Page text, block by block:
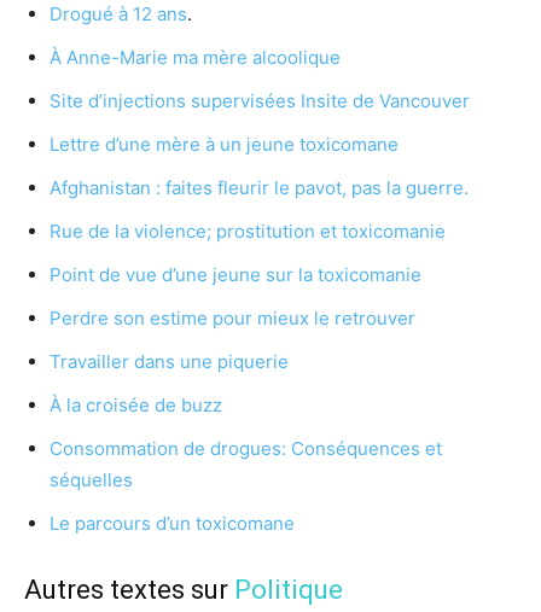
Drogué à 12 ans.
À Anne-Marie ma mère alcoolique
Site d’injections supervisées Insite de Vancouver
Lettre d’une mère à un jeune toxicomane
Afghanistan : faites fleurir le pavot, pas la guerre.
Rue de la violence; prostitution et toxicomanie
Point de vue d’une jeune sur la toxicomanie
Perdre son estime pour mieux le retrouver
Travailler dans une piquerie
À la croisée de buzz
Consommation de drogues: Conséquences et
séquelles
Le parcours d’un toxicomane
Autres textes sur Politique